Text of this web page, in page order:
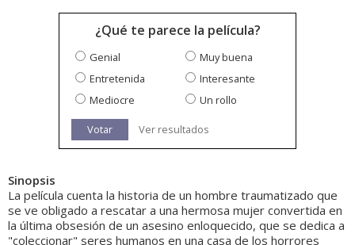
¿Qué te parece la película?
Genial
Muy buena
Entretenida
Interesante
Mediocre
Un rollo
Votar Ver resultados
Sinopsis
La película cuenta la historia de un hombre traumatizado que
se ve obligado a rescatar a una hermosa mujer convertida en
la última obsesión de un asesino enloquecido, que se dedica a
"coleccionar" seres humanos en una casa de los horrores